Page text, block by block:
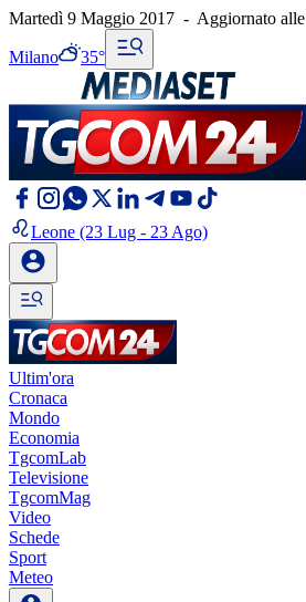
Martedì 9 Maggio 2017 - Aggiornato alle
Milano 35°
Leone (23 Lug - 23 Ago)
Ultim'ora
Cronaca
Mondo
Economia
TgcomLab
Televisione
TgcomMag
Video
Schede
Sport
Meteo